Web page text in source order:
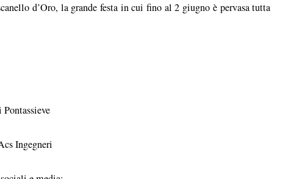
d’Oro, la grande festa in cui fino al 2 giugno è pervasa tutta
Ingegneri